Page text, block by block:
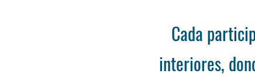
Cada
interiores,